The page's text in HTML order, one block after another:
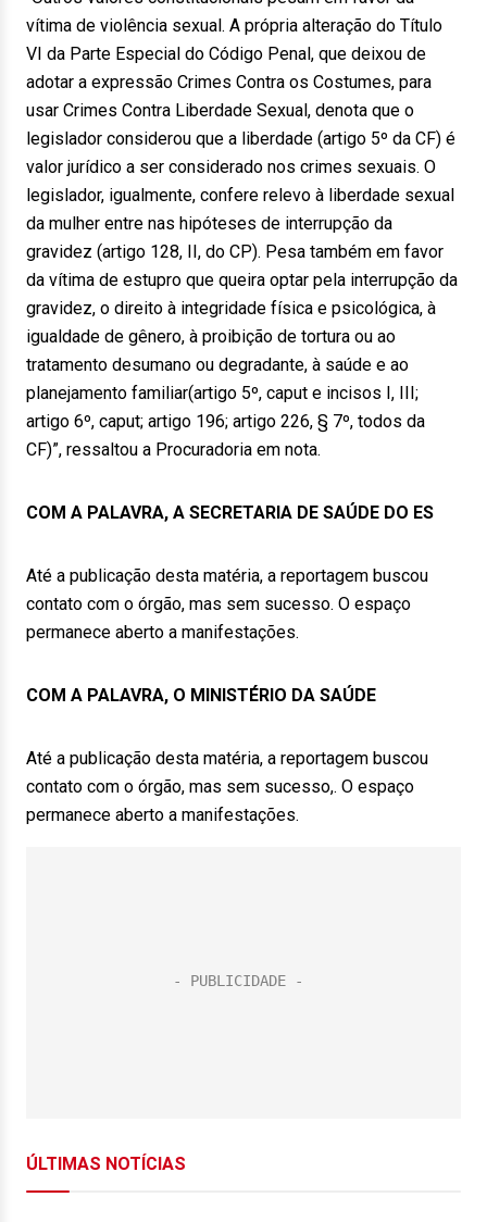
vítima de violência sexual. A própria alteração do Título
VI da Parte Especial do Código Penal, que deixou de
adotar a expressão Crimes Contra os Costumes, para
usar Crimes Contra Liberdade Sexual, denota que o
legislador considerou que a liberdade (artigo 5º da CF) é
valor jurídico a ser considerado nos crimes sexuais. O
legislador, igualmente, confere relevo à liberdade sexual
da mulher entre nas hipóteses de interrupção da
gravidez (artigo 128, II, do CP). Pesa também em favor
da vítima de estupro que queira optar pela interrupção da
gravidez, o direito à integridade física e psicológica, à
igualdade de gênero, à proibição de tortura ou ao
tratamento desumano ou degradante, à saúde e ao
planejamento familiar(artigo 5º, caput e incisos I, III;
artigo 6º, caput; artigo 196; artigo 226, § 7º, todos da
CF)”, ressaltou a Procuradoria em nota.
COM A PALAVRA, A SECRETARIA DE SAÚDE DO ES
Até a publicação desta matéria, a reportagem buscou
contato com o órgão, mas sem sucesso. O espaço
permanece aberto a manifestações.
COM A PALAVRA, O MINISTÉRIO DA SAÚDE
Até a publicação desta matéria, a reportagem buscou
contato com o órgão, mas sem sucesso,. O espaço
permanece aberto a manifestações.